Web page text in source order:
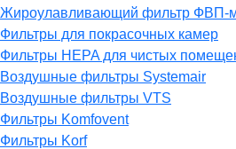
Жироулавливающий фильтр ФВП-
Фильтры для покрасочных камер
Фильтры HEPA для чистых
Воздушные фильтры Systemair
Воздушные фильтры VTS
Фильтры Komfovent
Фильтры Korf